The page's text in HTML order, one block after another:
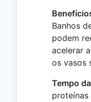
Banhos
podem
acelerar
os vasos
Tempo